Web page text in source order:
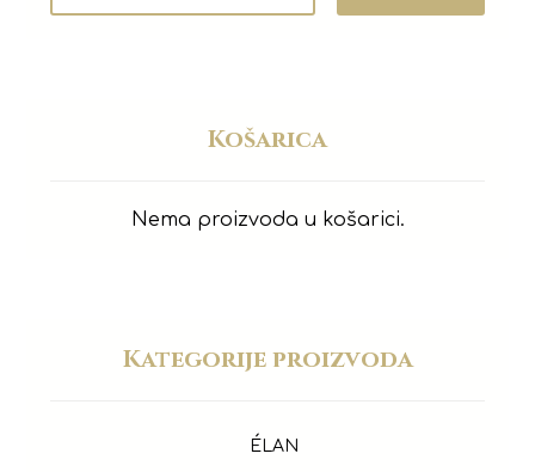
Košarica
Nema proizvoda u košarici.
Kategorije proizvoda
ÉLAN